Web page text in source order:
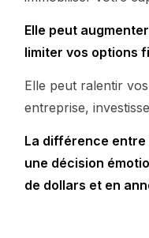
Elle peut
limiter vos options
Elle peut ralentir
entreprise,
La différence
une décision
de dollars et en